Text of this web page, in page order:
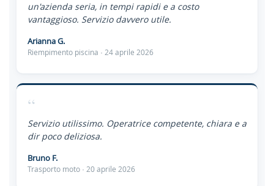
un'azienda seria, in tempi rapidi e a costo
vantaggioso. Servizio davvero utile.
Arianna G.
Riempimento piscina · 24 aprile 2026
“
Servizio utilissimo. Operatrice competente, chiara e a
dir poco deliziosa.
Bruno F.
Trasporto moto · 20 aprile 2026